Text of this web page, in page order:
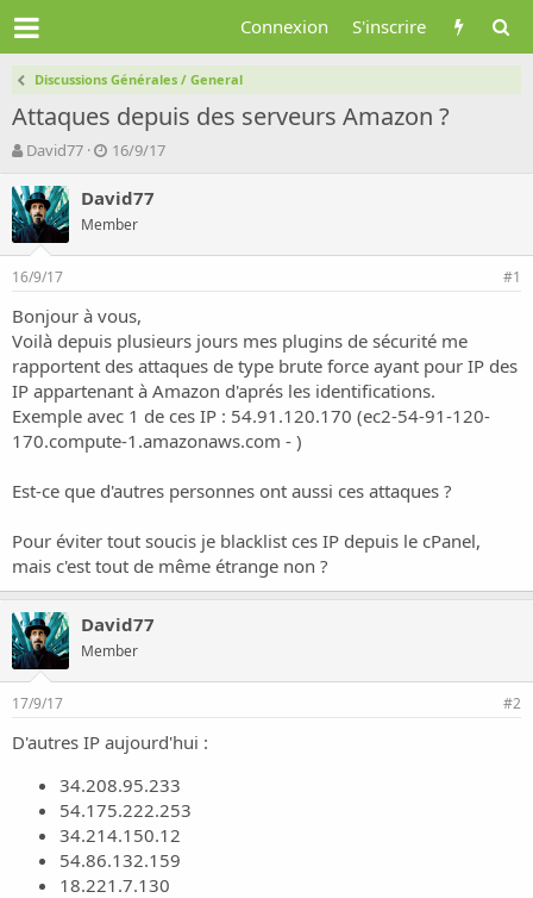
Connexion S'inscrire
Discussions Générales / General
Attaques depuis des serveurs Amazon ?
A
t
e
u
r
d
l
a
d
i
c
u
s
o
David77
D
t
e
d
e
b
u
t
16/9/17
David77
Member
16/9/17 #1
Bonjour à vous,
Voilà depuis plusieurs jours mes plugins de sécurité me
rapportent des attaques de type brute force ayant pour IP des
IP appartenant à Amazon d'aprés les identifications.
Exemple avec 1 de ces IP : 54.91.120.170 (ec2-54-91-120-
170.compute-1.amazonaws.com - )
Est-ce que d'autres personnes ont aussi ces attaques ?
Pour éviter tout soucis je blacklist ces IP depuis le cPanel,
mais c'est tout de même étrange non ?
David77
Member
17/9/17 #2
D'autres IP aujourd'hui :
34.208.95.233
54.175.222.253
34.214.150.12
54.86.132.159
18.221.7.130